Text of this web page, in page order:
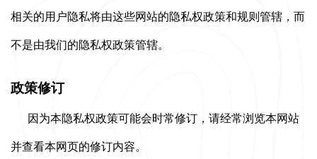
相关的用户隐私将由这些网站的隐私权政策和规则管辖，而
不是由我们的隐私权政策管辖。
政策修订
因为本隐私权政策可能会时常修订，请经常浏览本网站
并查看本网页的修订内容。